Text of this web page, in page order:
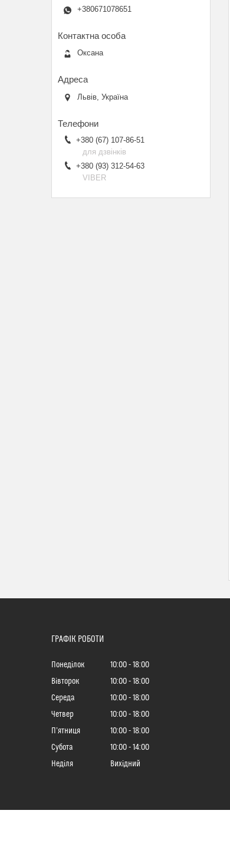
+380671078651
Оксана
Львів, Україна
+380 (67) 107-86-51
для дзвінків
+380 (93) 312-54-63
VIBER
ГРАФІК РОБОТИ
Понеділок 10:00
18:00
Вівторок
10:00
18:00
Середа
10:00
18:00
Четвер
10:00
18:00
Пʼятниця
10:00
18:00
Субота
10:00
14:00
Неділя
Вихідний